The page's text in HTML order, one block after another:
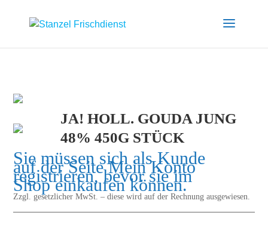
JA! HOLL. GOUDA JUNG
48% 450G STÜCK
Sie müssen sich als Kunde
auf der SeiteMein Konto
registrieren, bevor sie im
Shop einkaufen können.
Zzgl. gesetzlicher MwSt. – diese wird auf der Rechnung ausgewiesen.